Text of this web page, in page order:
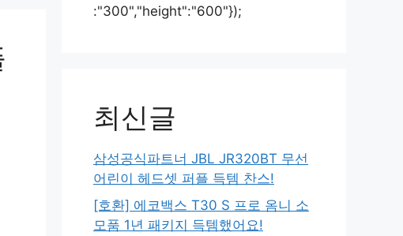
:"300","height":"600"});
최신글
삼성공식파트너 JBL JR320BT 무선
어린이 헤드셋 퍼플 득템 찬스!
[호환] 에코백스 T30 S 프로 옴니 소
모품 1년 패키지 득템했어요!